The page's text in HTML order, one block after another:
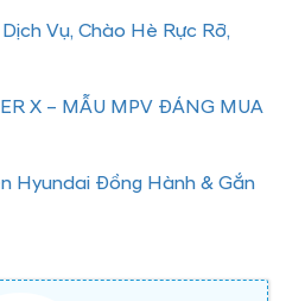
Vụ, Chào Hè Rực Rỡ,
X – MẪU MPV ĐÁNG MUA
Hyundai Đồng Hành & Gắn